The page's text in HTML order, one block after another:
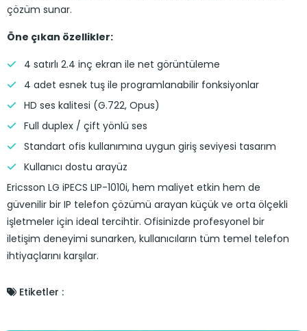
çözüm sunar.
Öne çıkan özellikler:
4 satırlı 2.4 inç ekran ile net görüntüleme
4 adet esnek tuş ile programlanabilir fonksiyonlar
HD ses kalitesi (G.722, Opus)
Full duplex / çift yönlü ses
Standart ofis kullanımına uygun giriş seviyesi tasarım
Kullanıcı dostu arayüz
Ericsson LG iPECS LIP-1010i, hem maliyet etkin hem de
güvenilir bir IP telefon çözümü arayan küçük ve orta ölçekli
işletmeler için ideal tercihtir. Ofisinizde profesyonel bir
iletişim deneyimi sunarken, kullanıcıların tüm temel telefon
ihtiyaçlarını karşılar.
Etiketler :